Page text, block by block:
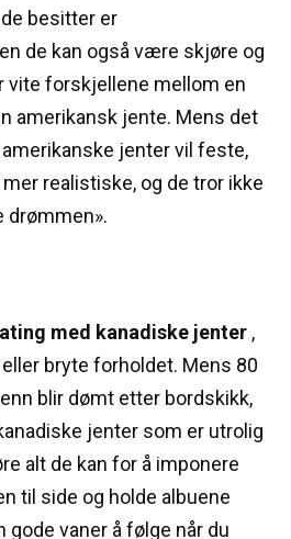
besitter er
de kan også være skjøre og
vite forskjellene mellom en
amerikansk jente. Mens det
jenter vil feste,
realistiske, og de tror ikke
drømmen».
med kanadiske jenter ,
bryte forholdet. Mens 80
blir dømt etter bordskikk,
jenter som er utrolig
alt de kan for å imponere
til side og holde albuene
gode vaner å følge når du